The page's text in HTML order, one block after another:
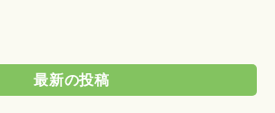
最新の投稿